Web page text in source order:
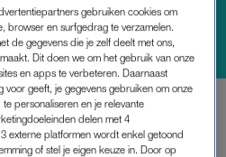
DE VIER
BIJNA OM
JANKEN VAN
gebruiken cookies om
browser en surfgedrag te verzamelen.
de gegevens die je zelf deelt met ons,
Dit doen we om het gebruik van onze
en apps te verbeteren. Daarnaast
voor geeft, je gegevens gebruiken om onze
personaliseren en je relevante
delen met 4
externe platformen wordt enkel getoond
of stel je eigen keuze in. Door op